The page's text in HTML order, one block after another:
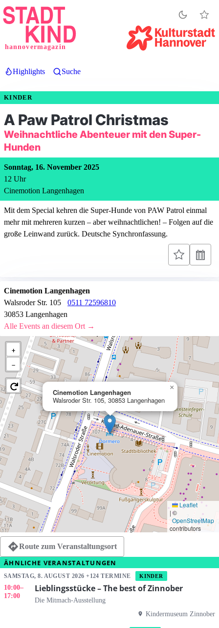
Direkt
zum
hannovermagazin
Highlights Suche
KINDER
A Paw Patrol Christmas
Weihnachtliche Abenteuer mit den Super-
Hunden
Sonntag, 16. November 2025
12 Uhr
Cinemotion Langenhagen
Mit dem Special kehren die Super-Hunde von PAW Patrol einmal
mehr mit mehreren kurzen – aber weihnachtlichen! – Folgen auf die
große Leinwand zurück. Deutsche Synchronfassung.
Cinemotion Langenhagen
Walsroder Str. 105
30853 Langenhagen
0511 72596810
Alle Events an diesem Ort →
Cinemotion Langenhagen
Walsroder Str. 105, 30853 Langenhagen
×
+
−
Leaflet
|©
OpenStreetMap
contributors
Route zum Veranstaltungsort
ÄHNLICHE VERANSTALTUNGEN
SAMSTAG, 8. AUGUST 2026 +124 TERMINE KINDER
10:00–
17:00
Lieblingsstücke – The best of Zinnober
Die Mitmach-Ausstellung
Kindermuseum Zinnober